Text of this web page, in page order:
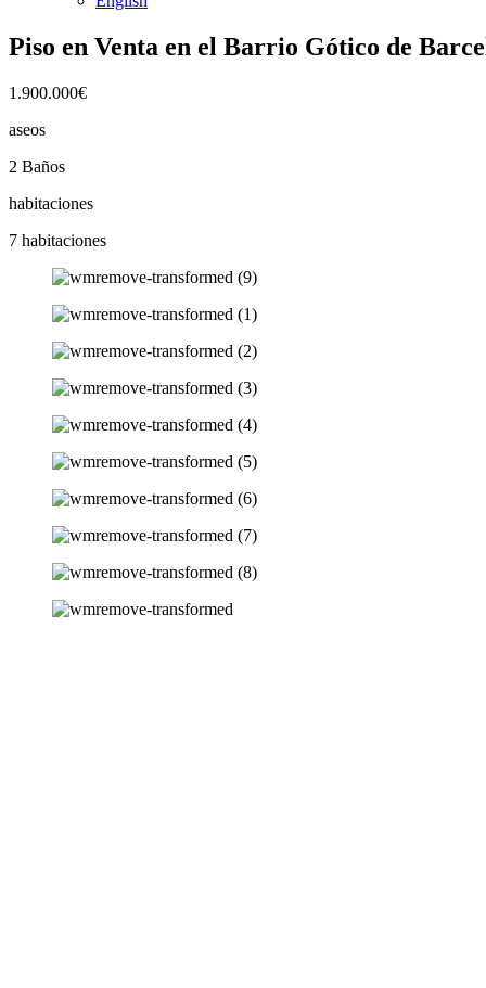
Piso en Venta en el Barrio Gótico de
1.900.000€
aseos
2 Baños
habitaciones
7 habitaciones